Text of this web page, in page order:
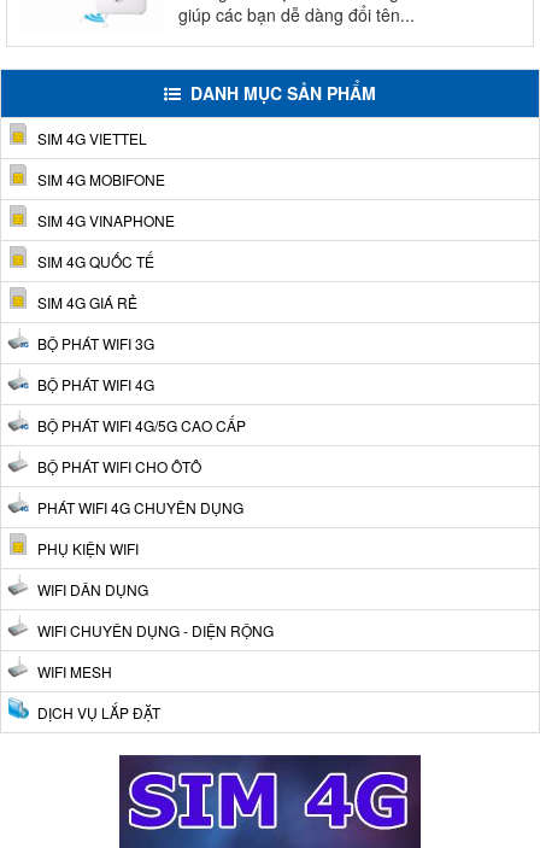
giúp các bạn dễ dàng đổi tên...
DANH MỤC SẢN PHẨM
SIM 4G VIETTEL
SIM 4G MOBIFONE
SIM 4G VINAPHONE
SIM 4G QUỐC TẾ
SIM 4G GIÁ RẺ
BỘ PHÁT WIFI 3G
BỘ PHÁT WIFI 4G
BỘ PHÁT WIFI 4G/5G CAO CẤP
BỘ PHÁT WIFI CHO ÔTÔ
PHÁT WIFI 4G CHUYÊN DỤNG
PHỤ KIỆN WIFI
WIFI DÂN DỤNG
WIFI CHUYÊN DỤNG - DIỆN RỘNG
WIFI MESH
DỊCH VỤ LẮP ĐẶT